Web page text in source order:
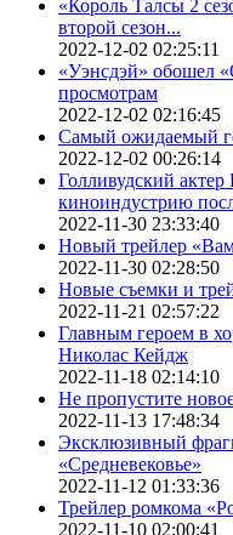
«Король Талсы 2
второй сезон...
2022-12-02 02:25:11
«Уэнсдэй» обошел
просмотрам
2022-12-02 02:16:45
Самый ожидаемый
2022-12-02 00:26:14
Голливудский
киноиндустрию
2022-11-30 23:33:40
Новый трейлер
2022-11-30 02:28:50
Новые съемки и
2022-11-21 02:57:22
Главным героем в
Николас Кейдж
2022-11-18 02:14:10
Не пропустите
2022-11-13 17:48:34
Эксклюзивный
«Средневековье»
2022-11-12 01:33:36
Трейлер ромкома
2022-11-10 02:00:41